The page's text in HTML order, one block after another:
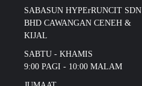
SABASUN HYPErRUNCIT SDN
BHD CAWANGAN CENEH &
KIJAL
SABTU - KHAMIS
9:00 PAGI - 10:00 MALAM